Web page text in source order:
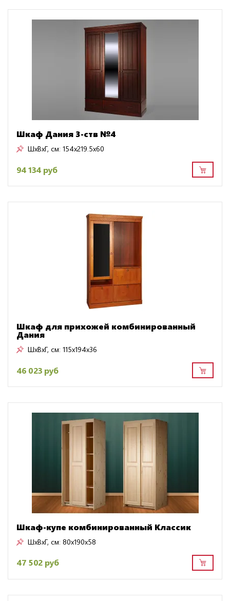
Шкаф Дания 3-ств №4
ШxВxГ, см: 154x219.5x60
94 134 руб
Шкаф для прихожей комбинированный
Дания
ШxВxГ, см: 115x194x36
46 023 руб
Шкаф-купе комбинированный Классик
ШxВxГ, см: 80x190x58
47 502 руб